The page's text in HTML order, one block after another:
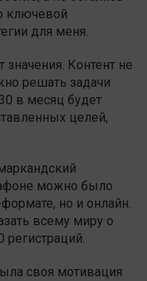
ключевой
для меня.
Контент не
решать задачи
в месяц будет
целей,
можно было
но и онлайн.
всему миру о
своя мотивация